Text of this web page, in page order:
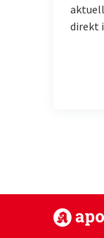
direkt